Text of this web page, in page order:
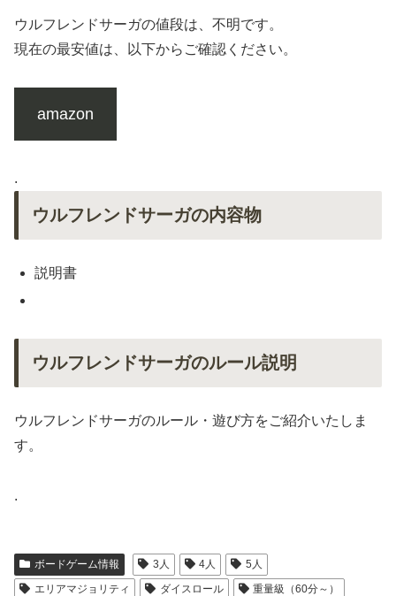
ウルフレンドサーガの値段は、不明です。
現在の最安値は、以下からご確認ください。
amazon
.
ウルフレンドサーガの内容物
説明書
ウルフレンドサーガのルール説明
ウルフレンドサーガのルール・遊び方をご紹介いたしま
す。
.
ボードゲーム情報 3人 4人
5人
エリアマジョリティ
ダイスロール 重量級（60分～）